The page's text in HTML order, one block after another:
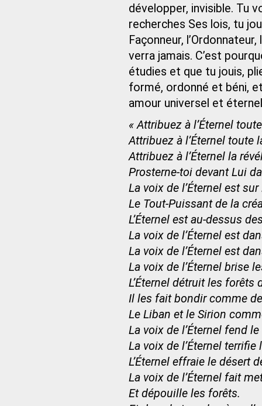
développer, invisible. Tu
recherches Ses lois, tu
Façonneur,
verra jamais. C’est
étudies et que tu jouis,
formé, ordonné et béni,
amour universel et
« Attribuez à l’Éternel
Attribuez à l’Éternel toute
Attribuez à l’Éternel la
Prosterne-toi devant Lui
La voix de l’Éternel est
Le Tout-Puissant de la
L’Éternel est au-dessus
La voix de l’Éternel est
La voix de l’Éternel est
La voix de l’Éternel brise
L’Éternel détruit les forêts
Il les fait bondir comme
Le Liban et le Sirion
La voix de l’Éternel fend
La voix de l’Éternel terrifie
L’Éternel effraie le désert
La voix de l’Éternel fait
Et dépouille les forêts.